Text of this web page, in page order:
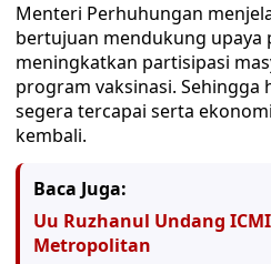
Menteri Perhuhungan
bertujuan mendukung
meningkatkan partisipasi
program vaksinasi.
segera tercapai serta
kembali.
Baca Juga:
Uu Ruzhanul Undang
Metropolitan